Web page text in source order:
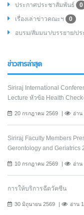
ประกาศประชาสัมพันธ์
0
เรื่องเล่าข่าวคณะฯ
0
อบรม/สัมมนา/บรรยาย/ปร
ข่าวสารล่าสุด
Siriraj International
Lecture หัวข้อ Health
20 กรกฎาคม 2569 อ่าน
Siriraj Faculty Members
Gerontology and Geriatrics
10 กรกฎาคม 2569 อ่าน
การให้บริการฉีดวัคซีน
30 มิถุนายน 2569 อ่าน